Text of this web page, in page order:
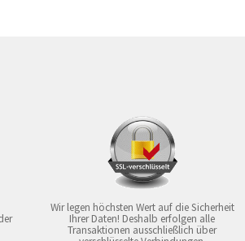
Wir legen höchsten Wert auf die Sicherheit
Ihrer Daten! Deshalb erfolgen alle
Transaktionen ausschließlich über